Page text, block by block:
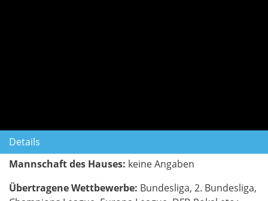
Details
Mannschaft des Hauses: keine Angaben
Übertragene Wettbewerbe: Bundesliga, 2. Bundesliga,